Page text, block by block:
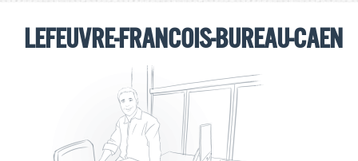
lefeuvre-francois-bureau-caen